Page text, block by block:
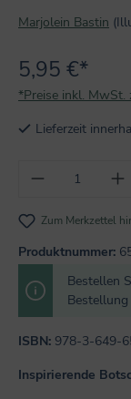
Marjolein Bastin
5,95 €*
*Preise inkl. MwSt.
Lieferzeit
Produkt
Zum Merkzettel
Produktnummer:
Bestellen
ISBN: 978-3-649-
Inspirierende